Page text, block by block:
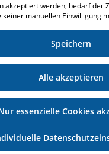
Str. 28 C
005 7-0
005 7-50
AG
akzeptiert werden, bedarf der
keiner manuellen Einwilligung
Speichern
Alle akzeptieren
essenzielle Cookies